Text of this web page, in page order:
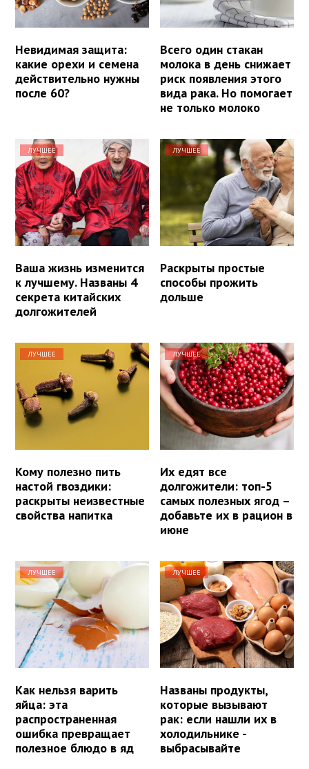
Невидимая защита:
какие орехи и семена
действительно нужны
после 60?
Всего один стакан
молока в день снижает
риск появления этого
вида рака. Но помогает
не только молоко
ЛУЧШЕЕ
Ваша жизнь изменится
к лучшему. Названы 4
секрета китайских
долгожителей
ЛУЧШЕЕ
Раскрыты простые
способы прожить
дольше
ЛУЧШЕЕ
Кому полезно пить
настой гвоздики:
раскрыты неизвестные
свойства напитка
ЛУЧШЕЕ
Их едят все
долгожители: топ-5
самых полезных ягод –
добавьте их в рацион в
июне
ЛУЧШЕЕ
Как нельзя варить
яйца: эта
распространенная
ошибка превращает
полезное блюдо в яд
ЛУЧШЕЕ
Названы продукты,
которые вызывают
рак: если нашли их в
холодильнике -
выбрасывайте